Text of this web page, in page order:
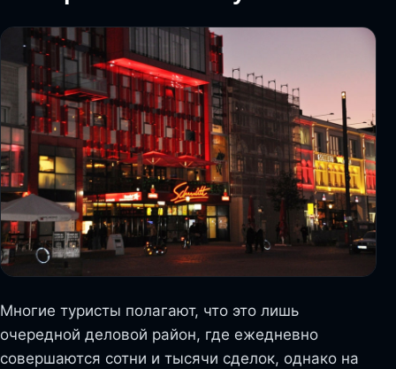
Многие туристы полагают, что это лишь
очередной деловой район, где ежедневно
совершаются сотни и тысячи сделок, однако на